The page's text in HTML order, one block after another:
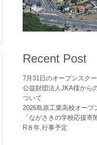
Recent Post
7月31日のオープンスク
公益財団法人JKA様から
ついて
2026島原工業高校オー
「ながさきの学校応援寄
R８年,行事予定